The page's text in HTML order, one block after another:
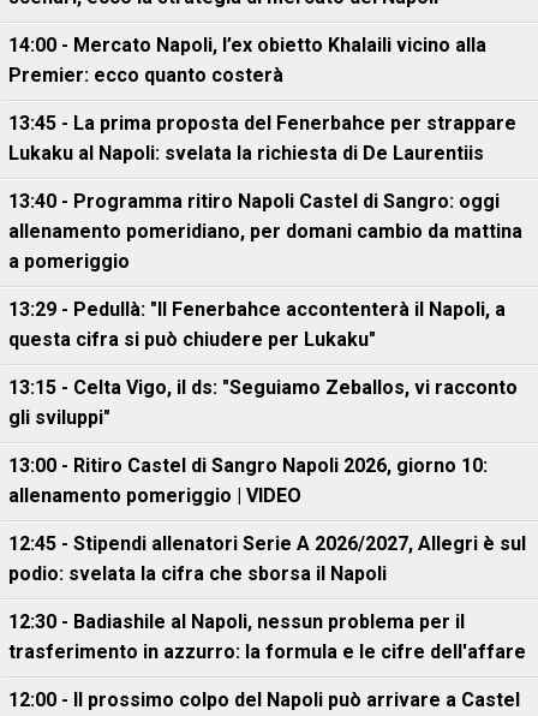
14:00 - Mercato Napoli, l’ex obietto Khalaili vicino alla
Premier: ecco quanto costerà
13:45 - La prima proposta del Fenerbahce per strappare
Lukaku al Napoli: svelata la richiesta di De Laurentiis
13:40 - Programma ritiro Napoli Castel di Sangro: oggi
allenamento pomeridiano, per domani cambio da mattina
a pomeriggio
13:29 - Pedullà: "Il Fenerbahce accontenterà il Napoli, a
questa cifra si può chiudere per Lukaku"
13:15 - Celta Vigo, il ds: "Seguiamo Zeballos, vi racconto
gli sviluppi"
13:00 - Ritiro Castel di Sangro Napoli 2026, giorno 10:
allenamento pomeriggio | VIDEO
12:45 - Stipendi allenatori Serie A 2026/2027, Allegri è sul
podio: svelata la cifra che sborsa il Napoli
12:30 - Badiashile al Napoli, nessun problema per il
trasferimento in azzurro: la formula e le cifre dell'affare
12:00 - Il prossimo colpo del Napoli può arrivare a Castel